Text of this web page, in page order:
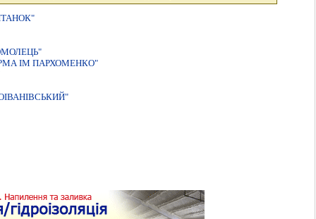
IМ ПАРХОМЕНКО"